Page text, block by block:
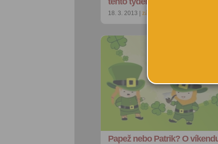
18. 3. 2013 | zábava
Papež nebo Patrik? O